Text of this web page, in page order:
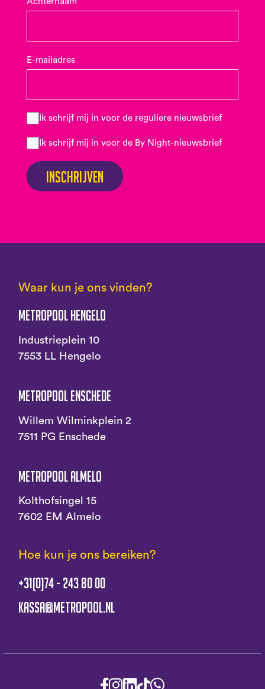
E-mailadres
Ik schrijf mij in voor de reguliere nieuwsbrief
Ik schrijf mij in voor de By Night-nieuwsbrief
Inschrijven
Waar kun je ons vinden?
Metropool Hengelo
Industrieplein 10
7553 LL Hengelo
Metropool Enschede
Willem Wilminkplein 2
7511 PG Enschede
Metropool Almelo
Kolthofsingel 15
7602 EM Almelo
Hoe kun je ons bereiken?
+31(0)74 - 243 80 00
kassa@metropool.nl